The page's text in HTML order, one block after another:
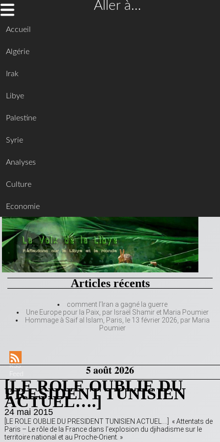
Aller à…
Accueil
Algérie
Irak
Libye
Palestine
Syrie
Analyses
Culture
Economie
Articles récents
comment l’Iran a gagné la guerre
Une Europe pour la Paix, par Israël Shamir et Maria Poumier
Hommage à Saif al Islam, Paris, le 13 février 2026, par Maria
Poumier
RSS
Feed
5 août 2026
[LE ROLE OUBLIE DU
PRESIDENT TUNISIEN
ACTUEL….]
24 mai 2015
[LE ROLE OUBLIE DU PRESIDENT TUNISIEN ACTUEL….] « Attentats de
Paris – Le rôle de la France dans l’explosion du djihadisme sur le
territoire national et au Proche-Orient. »